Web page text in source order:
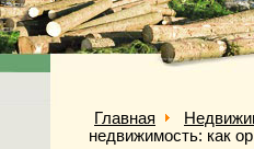
Главная
недвижимость: как